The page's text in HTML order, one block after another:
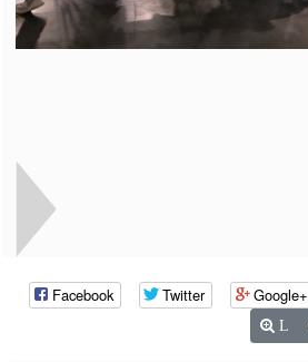
Facebook Twitter Google+
L